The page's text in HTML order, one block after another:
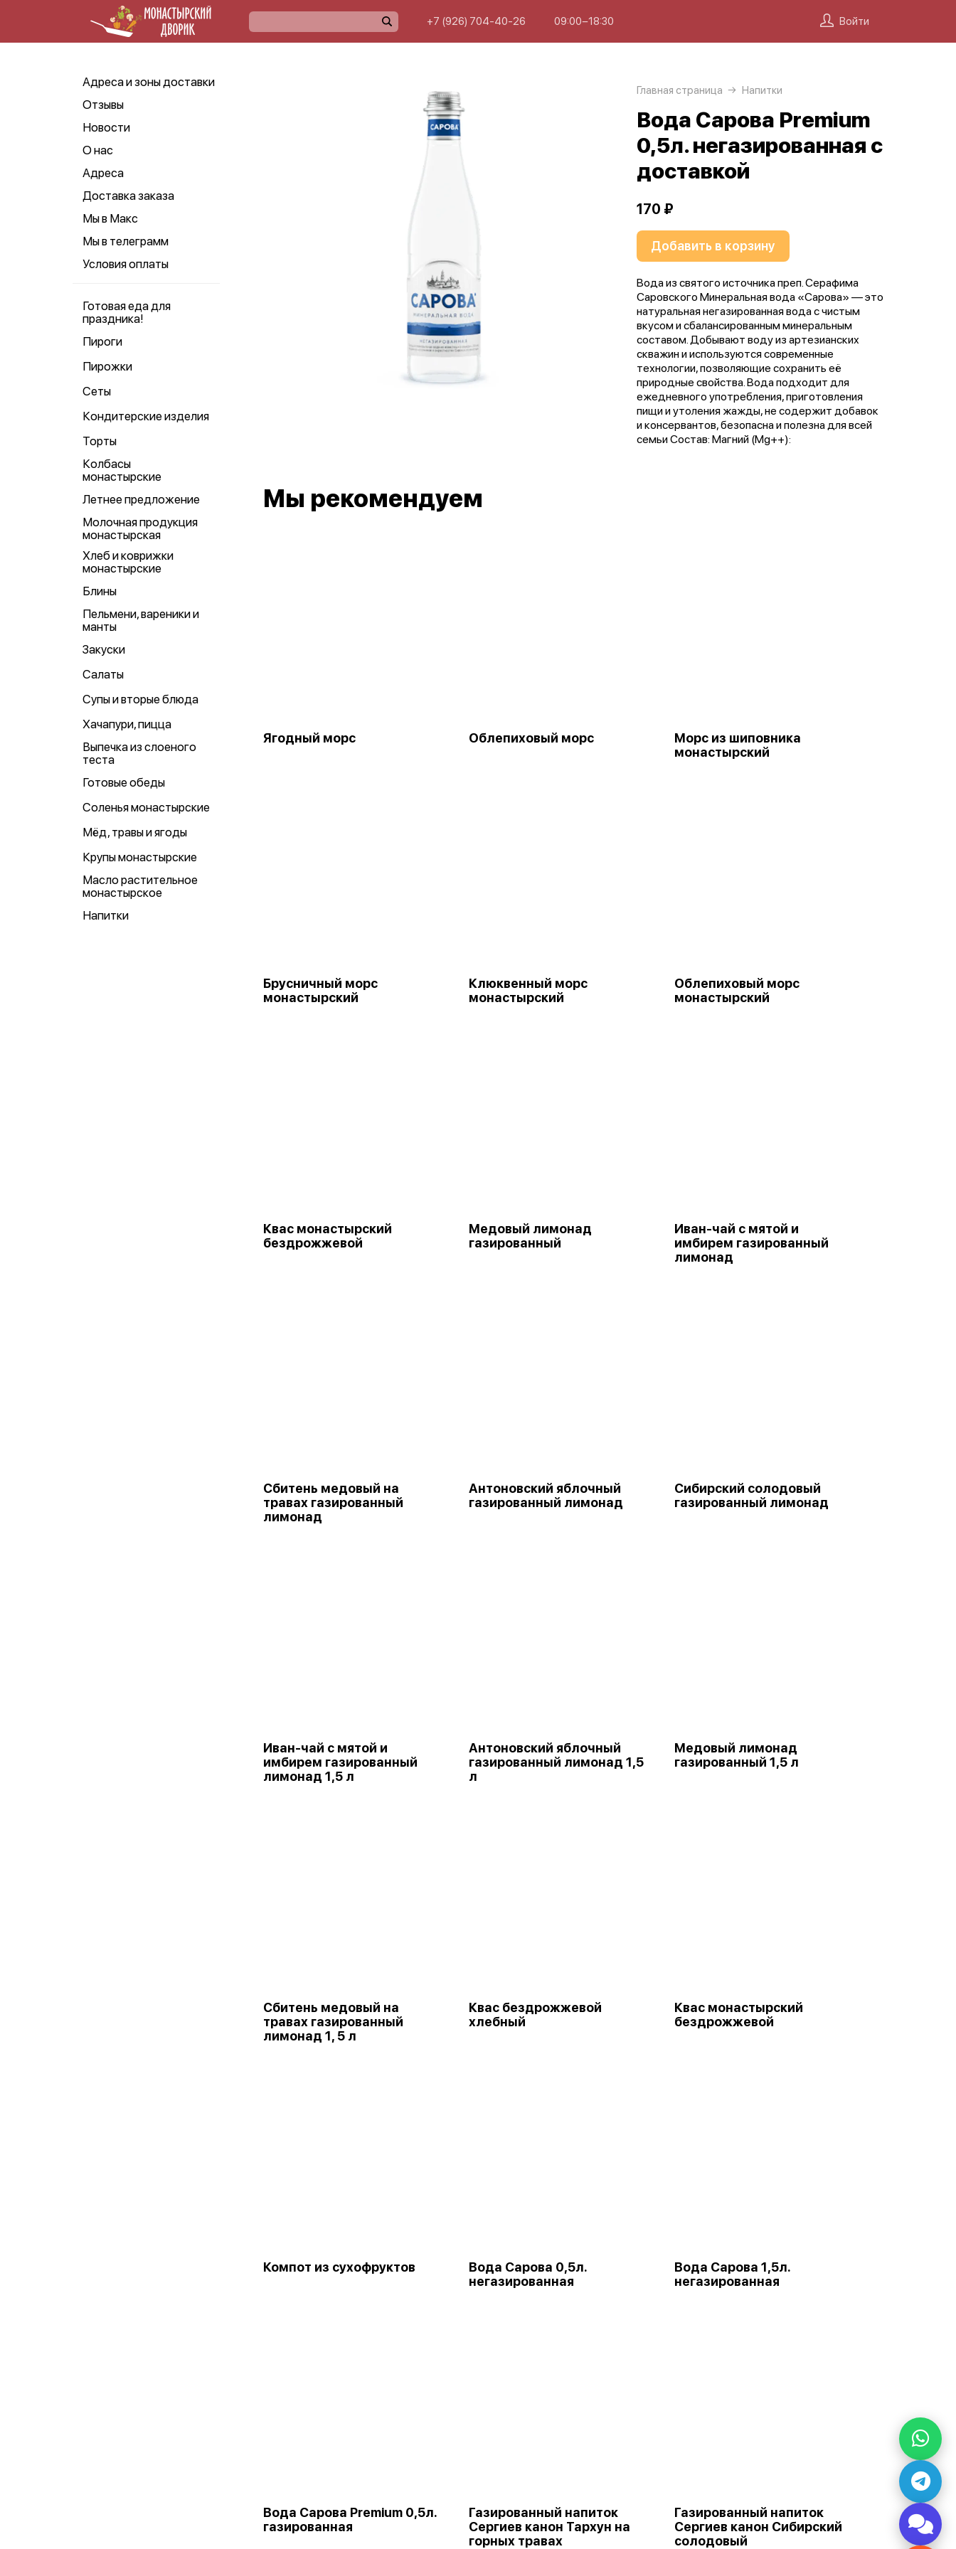
+7 (926) 704-40-26 09:00−18:30 Войти
Адреса и зоны доставки
Отзывы
Новости
О нас
Адреса
Доставка заказа
Мы в Макс
Мы в телеграмм
Условия оплаты
Готовая еда для
праздника!
Пироги
Пирожки
Сеты
Кондитерские изделия
Торты
Колбасы
монастырские
Летнее предложение
Молочная продукция
монастырская
Хлеб и коврижки
монастырские
Блины
Пельмени, вареники и
манты
Закуски
Салаты
Супы и вторые блюда
Хачапури, пицца
Выпечка из слоеного
теста
Готовые обеды
Соленья монастырские
Мёд, травы и ягоды
Крупы монастырские
Масло растительное
монастырское
Напитки
Главная страница Напитки
Вода Сарова Premium
0,5л. негазированная с
доставкой
170 ₽
Добавить в корзину
Вода из святого источника преп. Серафима
Саровского Минеральная вода «Сарова» — это
натуральная негазированная вода с чистым
вкусом и сбалансированным минеральным
составом. Добывают воду из артезианских
скважин и используются современные
технологии, позволяющие сохранить её
природные свойства. Вода подходит для
ежедневного употребления, приготовления
пищи и утоления жажды, не содержит добавок
и консервантов, безопасна и полезна для всей
семьи Состав: Магний (Mg++):
Мы рекомендуем
Ягодный морс Облепиховый морс
Морс из шиповника
монастырский
Брусничный морс
монастырский
Клюквенный морс
монастырский
Облепиховый морс
монастырский
Квас монастырский
бездрожжевой
Медовый лимонад
газированный
Иван-чай с мятой и
имбирем газированный
лимонад
Сбитень медовый на
травах газированный
лимонад
Антоновский яблочный
газированный лимонад
Сибирский солодовый
газированный лимонад
Иван-чай с мятой и
имбирем газированный
лимонад 1,5 л
Антоновский яблочный
газированный лимонад 1,5
л
Медовый лимонад
газированный 1,5 л
Сбитень медовый на
травах газированный
лимонад 1, 5 л
Квас бездрожжевой
хлебный
Квас монастырский
бездрожжевой
Компот из сухофруктов
Вода Сарова 0,5л.
негазированная
Вода Сарова 1,5л.
негазированная
Вода Сарова Premium 0,5л.
газированная
Газированный напиток
Сергиев канон Тархун на
горных травах
Газированный напиток
Сергиев канон Сибирский
солодовый